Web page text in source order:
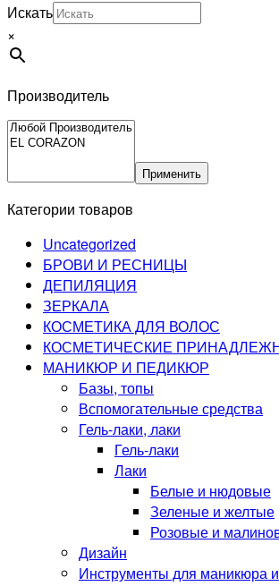
Искать
×
Производитель
Применить
Категории товаров
Uncategorized
БРОВИ И РЕСНИЦЫ
ДЕПИЛЯЦИЯ
ЗЕРКАЛА
КОСМЕТИКА ДЛЯ ВОЛОС
КОСМЕТИЧЕСКИЕ
МАНИКЮР И ПЕДИКЮР
Базы, топы
Вспомогательные средства
Гель-лаки, лаки
Гель-лаки
Лаки
Белые и нюдовые
Зеленые и желтые
Розовые и
Дизайн
Инструменты для маникюра